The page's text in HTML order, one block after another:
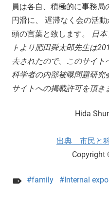
員は各自、積極的に事務局
円滑に、 遅滞なく会の活
頭の言葉と致します。
日
トより肥田舜太郎先生は
去されたので、このサイ
科学者の内部被曝問題研究
サイトへの掲載許可を頂き
Hida
出典 市民と
Copyright
family Internal